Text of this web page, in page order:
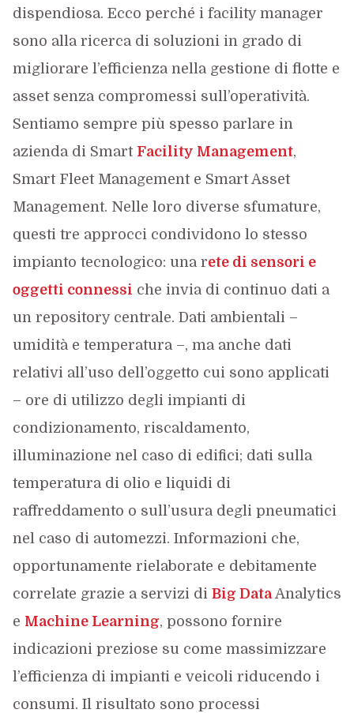
dispendiosa. Ecco perché i facility manager
sono alla ricerca di soluzioni in grado di
migliorare l’efficienza nella gestione di flotte e
asset senza compromessi sull’operatività.
Sentiamo sempre più spesso parlare in
azienda di Smart Facility Management,
Smart Fleet Management e Smart Asset
Management. Nelle loro diverse sfumature,
questi tre approcci condividono lo stesso
impianto tecnologico: una rete di sensori e
oggetti connessi che invia di continuo dati a
un repository centrale. Dati ambientali –
umidità e temperatura –, ma anche dati
relativi all’uso dell’oggetto cui sono applicati
– ore di utilizzo degli impianti di
condizionamento, riscaldamento,
illuminazione nel caso di edifici; dati sulla
temperatura di olio e liquidi di
raffreddamento o sull’usura degli pneumatici
nel caso di automezzi. Informazioni che,
opportunamente rielaborate e debitamente
correlate grazie a servizi di Big DataAnalytics
e Machine Learning, possono fornire
indicazioni preziose su come massimizzare
l’efficienza di impianti e veicoli riducendo i
consumi. Il risultato sono processi